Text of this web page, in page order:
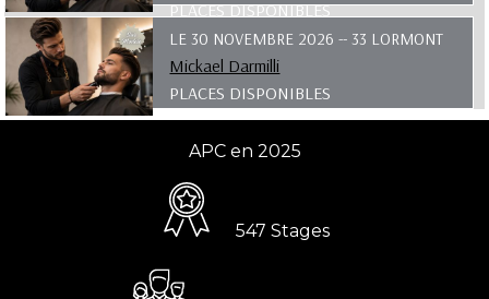
PLACES DISPONIBLES
LE 30 NOVEMBRE 2026 -- 33 LORMONT
Mickael Darmilli
PLACES DISPONIBLES
APC en 2025
547 Stages